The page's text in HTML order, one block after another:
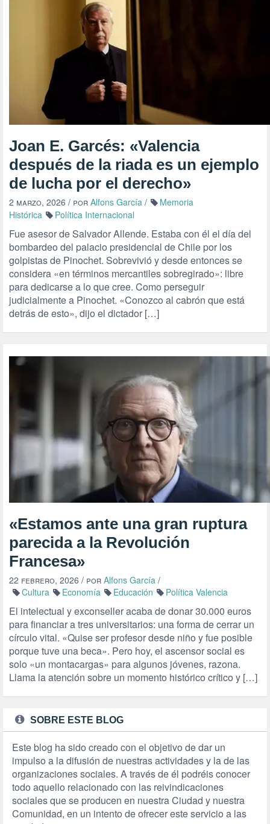
Joan E. Garcés: «Valencia
después de la riada es un ejemplo
de lucha por el derecho»
2 marzo, 2026 / por Alfons García /
Memoria
Histórica
Política Internacional
Fue asesor de Salvador Allende. Estaba con él el día del
bombardeo del palacio presidencial de Chile por los
golpistas de Pinochet. Sobrevivió y desde entonces se
considera «en términos mercantiles sobregirado»: libre
para dedicarse a lo que cree. Como perseguir
judicialmente a Pinochet. «Conozco al cabrón que está
detrás de esto», dijo el dictador […]
«Estamos ante una gran ruptura
parecida a la Revolución
Francesa»
22 febrero, 2026 / por Alfons García /
Cultura
Economía Educación Política Valencia
El intelectual y exconseller acaba de donar 30.000 euros
para financiar a tres universitarios: una forma de cerrar un
círculo vital. «Quise ser profesor desde niño y fue posible
porque tuve una beca». Pero hoy, el ascensor social es
solo «un montacargas» para algunos jóvenes, razona.
Llama la atención sobre un momento histórico crítico y […]
SOBRE ESTE BLOG
Este blog ha sido creado con el objetivo de dar un
impulso a la difusión de nuestras actividades y la de las
organizaciones sociales. A través de él podréis conocer
todo aquello relacionado con las reivindicaciones
sociales que se producen en nuestra Ciudad y nuestra
Comunidad, en un intento de ofrecer este servicio a las